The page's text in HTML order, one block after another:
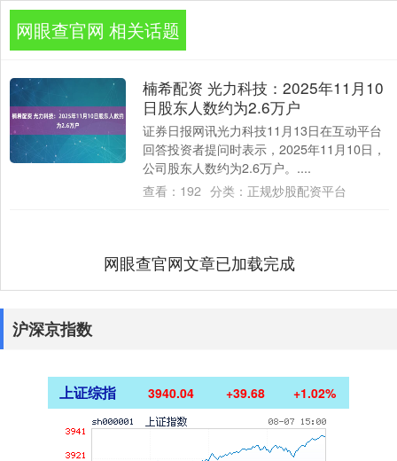
网眼查官网 相关话题
楠希配资 光力科技：2025年11月10
日股东人数约为2.6万户
证券日报网讯光力科技11月13日在互动平台
回答投资者提问时表示，2025年11月10日，
公司股东人数约为2.6万户。....
查看： 192 分类： 正规炒股配资平台
网眼查官网文章已加载完成
沪深京指数
上证综指 3940.04 +39.68 +1.02%